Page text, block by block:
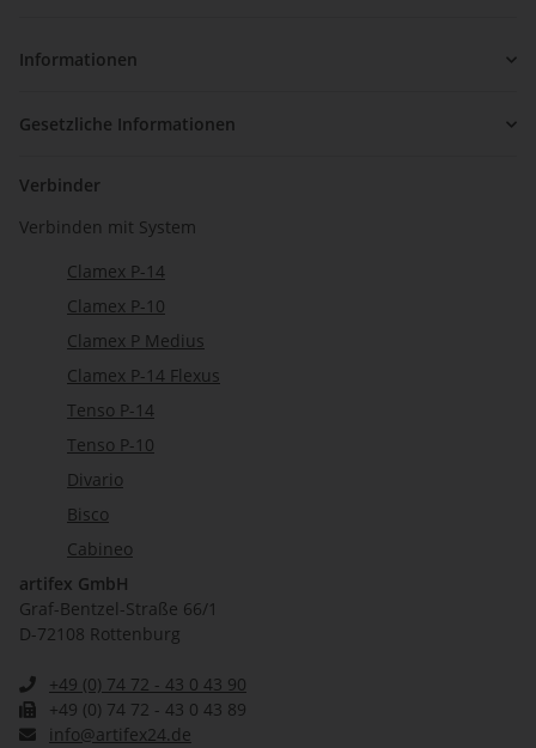
Informationen
Gesetzliche Informationen
Verbinder
Verbinden mit System
Clamex P-14
Clamex P-10
Clamex P Medius
Clamex P-14 Flexus
Tenso P-14
Tenso P-10
Divario
Bisco
Cabineo
artifex GmbH
Graf-Bentzel-Straße 66/1
D-72108 Rottenburg
+49 (0) 74 72 - 43 0 43 90
+49 (0) 74 72 - 43 0 43 89
info@artifex24.de